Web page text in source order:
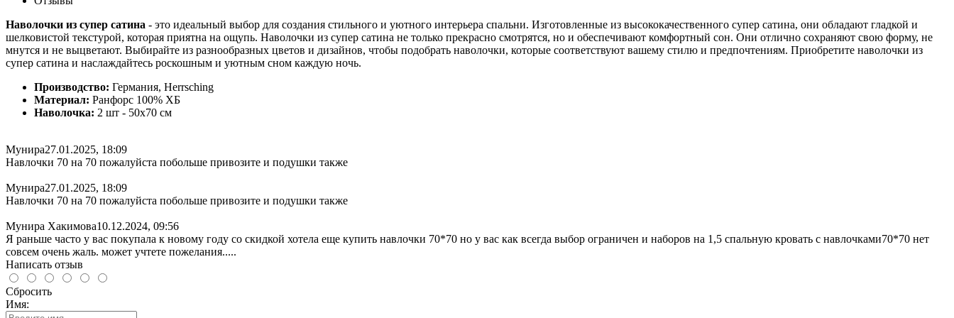
Наволочки из супер сатина - это идеальный выбор для создания стильного и уютного интерьера спальни. Изготовленные из высококачественного супер сатина, они обладают гладкой и
шелковистой текстурой, которая приятна на ощупь. Наволочки из супер сатина не только прекрасно смотрятся, но и обеспечивают комфортный сон. Они отлично сохраняют свою форму, не
мнутся и не выцветают. Выбирайте из разнообразных цветов и дизайнов, чтобы подобрать наволочки, которые соответствуют вашему стилю и предпочтениям. Приобретите наволочки из
супер сатина и наслаждайтесь роскошным и уютным сном каждую ночь.
Производство: Германия, Herrsching
Материал: Ранфорс 100% ХБ
Наволочка: 2 шт - 50x70 см
Мунира27.01.2025, 18:09
Навлочки 70 на 70 пожалуйста побольше привозите и подушки также
Мунира27.01.2025, 18:09
Навлочки 70 на 70 пожалуйста побольше привозите и подушки также
Мунира Хакимова10.12.2024, 09:56
Я раньше часто у вас покупала к новому году со скидкой хотела еще купить навлочки 70*70 но у вас как всегда выбор ограничен и наборов на 1,5 спальную кровать с навлочками70*70 нет
совсем очень жаль. может учтете пожелания.....
Написать отзыв
Сбросить
Имя: